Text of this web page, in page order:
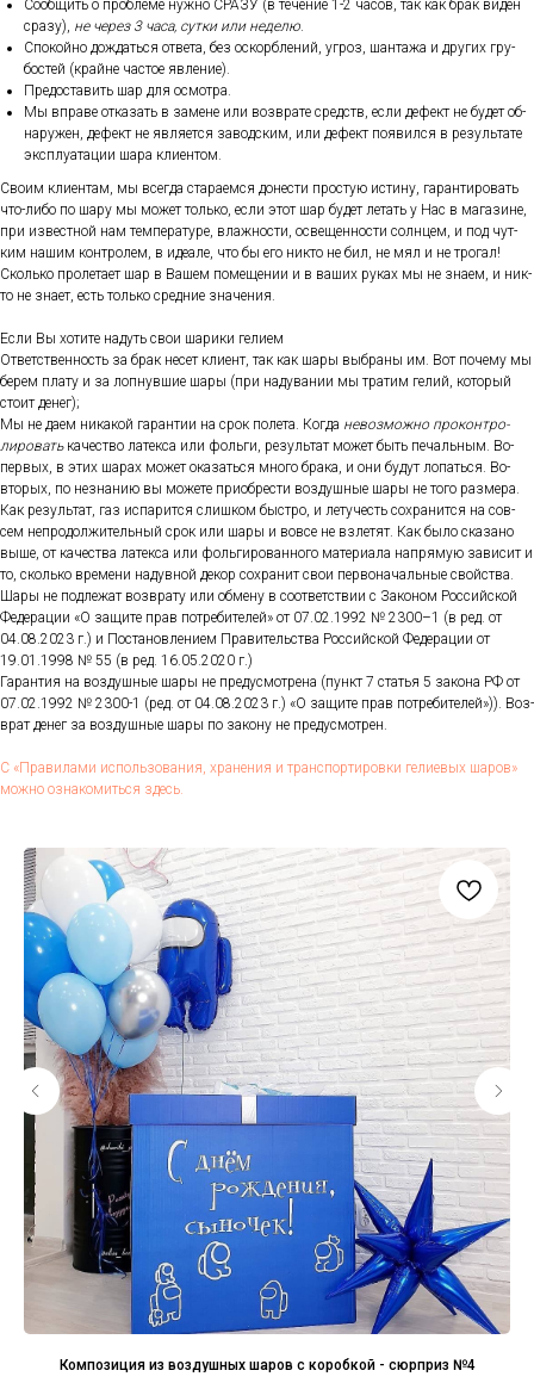
Со­об­щить о проб­ле­ме нуж­но СРА­ЗУ (в те­чение 1-2 ча­сов, так как брак ви­ден
сра­зу), не че­рез 3 ча­са, сут­ки или не­делю.
Спо­кой­но дож­дать­ся от­ве­та, без ос­кор­бле­ний, уг­роз, шан­та­жа и дру­гих гру­
бос­тей (край­не час­тое яв­ле­ние).
Пре­дос­та­вить шар для ос­мотра.
Мы впра­ве от­ка­зать в за­мене или воз­вра­те средств, ес­ли де­фект не бу­дет об­
на­ружен, де­фект не яв­ля­ет­ся за­вод­ским, или де­фект по­явил­ся в ре­зуль­та­те
экс­плу­ата­ции ша­ра кли­ен­том.
Сво­им кли­ен­там, мы всег­да ста­ра­ем­ся до­нес­ти прос­тую ис­ти­ну, га­ран­ти­ровать
что-ли­бо по ша­ру мы мо­жет толь­ко, ес­ли этот шар бу­дет ле­тать у Нас в ма­гази­не,
при из­вес­тной нам тем­пе­рату­ре, влаж­ности, ос­ве­щен­ности сол­нцем, и под чут­
ким на­шим кон­тро­лем, в иде­але, что бы его ник­то не бил, не мял и не тро­гал!
Сколь­ко про­лета­ет шар в Ва­шем по­меще­нии и в ва­ших ру­ках мы не зна­ем, и ник­
то не зна­ет, есть толь­ко сред­ние зна­чения.
Ес­ли Вы хо­тите на­дуть свои ша­рики ге­ли­ем
От­ветс­твен­ность за брак не­сет кли­ент, так как ша­ры выб­ра­ны им. Вот по­чему мы
бе­рем пла­ту и за лоп­нувшие ша­ры (при на­дува­нии мы тра­тим ге­лий, ко­торый
сто­ит де­нег);
Мы не да­ем ни­какой га­ран­тии на срок по­лета. Ког­да не­воз­можно про­кон­тро­
лиро­ватька­чес­тво ла­тек­са или фоль­ги, ре­зуль­тат мо­жет быть пе­чаль­ным. Во-
пер­вых, в этих ша­рах мо­жет ока­зать­ся мно­го бра­ка, и они бу­дут ло­пать­ся. Во-
вто­рых, по нез­на­нию вы мо­жете при­об­рести воз­душные ша­ры не то­го раз­ме­ра.
Как ре­зуль­тат, газ ис­па­рит­ся слиш­ком быс­тро, и ле­тучесть сох­ра­нит­ся на сов­
сем неп­ро­дол­жи­тель­ный срок или ша­ры и вов­се не взле­тят. Как бы­ло ска­зано
вы­ше, от ка­чес­тва ла­тек­са или фоль­ги­рован­но­го ма­тери­ала нап­ря­мую за­висит и
то, сколь­ко вре­мени на­дув­ной де­кор сох­ра­нит свои пер­во­началь­ные свой­ства.
Ша­ры не под­ле­жат воз­вра­ту или об­ме­ну в со­от­ветс­твии с За­коном Рос­сий­ской
Фе­дера­ции «О за­щите прав пот­ре­бите­лей» от 07.02.1992 № 2300–1 (в ред. от
04.08.2023 г.) и Пос­та­нов­ле­ни­ем Пра­витель­ства Рос­сий­ской Фе­дера­ции от
19.01.1998 № 55 (в ред. 16.05.2020 г.)
Га­ран­тия на воз­душные ша­ры не пре­дус­мотре­на (пункт 7 статья 5 за­кона РФ от
07.02.1992 № 2300-1 (ред. от 04.08.2023 г.) «О за­щите прав пот­ре­бите­лей»)). Воз­
врат де­нег за воз­душные ша­ры по за­кону не пре­дус­мотрен.
С «Пра­вила­ми ис­поль­зо­вания, хра­нения и тран­спор­ти­ров­ки ге­ли­евых ша­ров»
мож­но оз­на­комить­ся здесь.
Композиция из воздушных шаров с коробкой - сюрприз №4